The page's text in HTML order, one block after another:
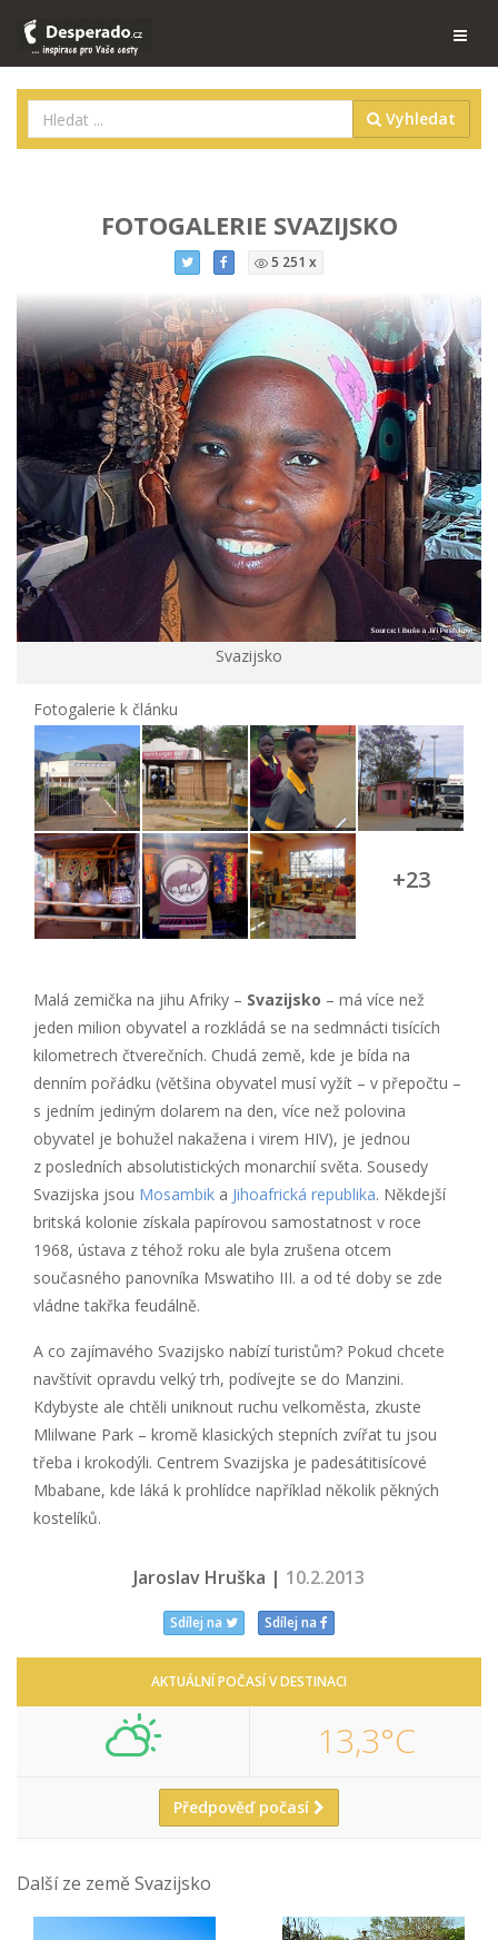
Vyhledat
FOTOGALERIE SVAZIJSKO
5 251 x
Svazijsko
Fotogalerie k článku
+23
Malá zemička na jihu Afriky – Svazijsko – má více než
jeden milion obyvatel a rozkládá se na sedmnácti tisících
kilometrech čtverečních. Chudá země, kde je bída na
denním pořádku (většina obyvatel musí vyžít – v přepočtu –
s jedním jediným dolarem na den, více než polovina
obyvatel je bohužel nakažena i virem HIV), je jednou
z posledních absolutistických monarchií světa. Sousedy
Svazijska jsou Mosambik a Jihoafrická republika. Někdejší
britská kolonie získala papírovou samostatnost v roce
1968, ústava z téhož roku ale byla zrušena otcem
současného panovníka Mswatiho III. a od té doby se zde
vládne takřka feudálně.
A co zajímavého Svazijsko nabízí turistům? Pokud chcete
navštívit opravdu velký trh, podívejte se do Manzini.
Kdybyste ale chtěli uniknout ruchu velkoměsta, zkuste
Mlilwane Park – kromě klasických stepních zvířat tu jsou
třeba i krokodýli. Centrem Svazijska je padesátitisícové
Mbabane, kde láká k prohlídce například několik pěkných
kostelíků.
Jaroslav Hruška | 10.2.2013
Sdílej na Sdílej na
AKTUÁLNÍ POČASÍ V DESTINACI
13,3°C
Předpověď počasí
Další ze země Svazijsko